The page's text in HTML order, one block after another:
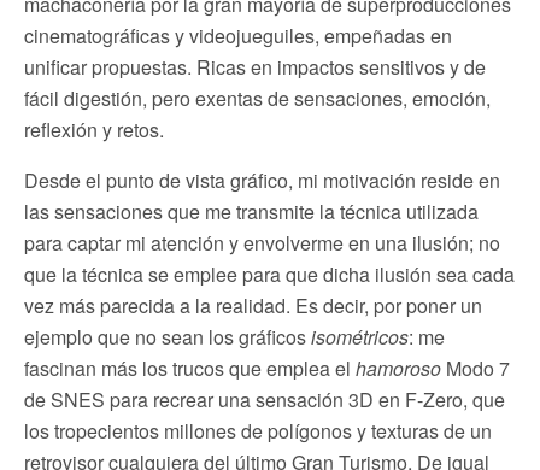
cinematográficas y videojueguiles, empeñadas en
unificar propuestas. Ricas en impactos sensitivos y de
fácil digestión, pero exentas de sensaciones, emoción,
reflexión y retos.
Desde el punto de vista gráfico, mi motivación reside en
las sensaciones que me transmite la técnica utilizada
para captar mi atención y envolverme en una ilusión; no
que la técnica se emplee para que dicha ilusión sea cada
vez más parecida a la realidad. Es decir, por poner un
ejemplo que no sean los gráficosisométricos: me
fascinan más los trucos que emplea el hamoroso Modo 7
de SNES para recrear una sensación 3D en F-Zero, que
los tropecientos millones de polígonos y texturas de un
retrovisor cualquiera del último Gran Turismo. De igual